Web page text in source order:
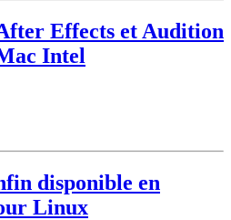
Effects et Audition
Intel
disponible en
Linux